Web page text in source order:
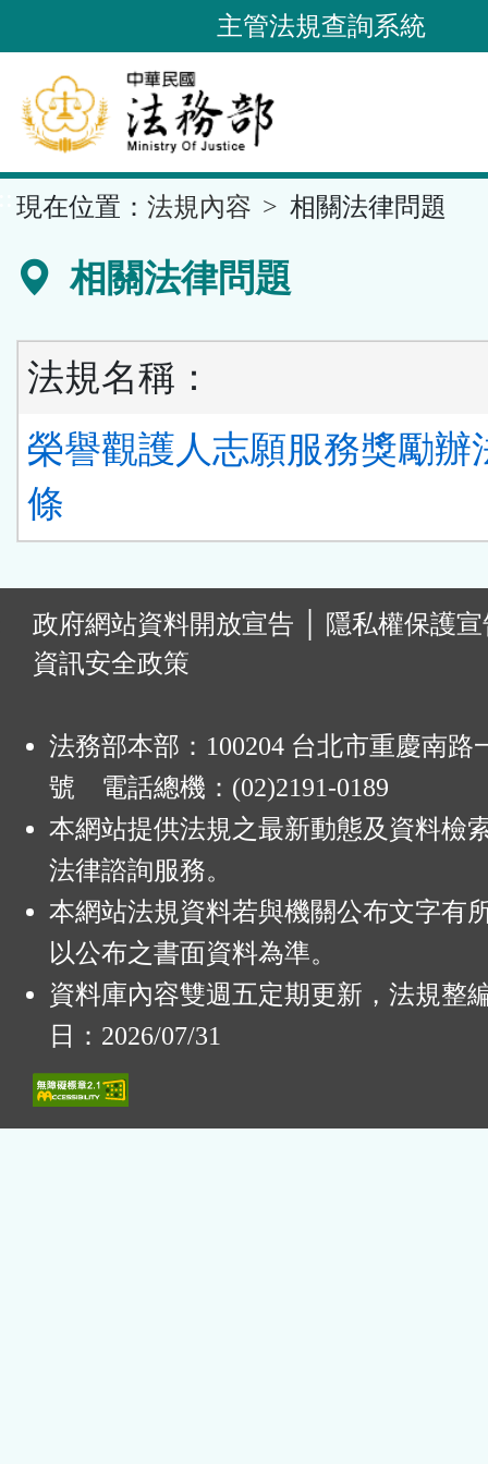
到
要
內
容
區
主管法規查詢系統
現在位置： 法規內容 相關法律問題
相關法律問題
法規名稱：
榮譽觀護人志願服務獎勵辦
條
政府網站資料開放宣告
隱私權保護
資訊安全政策
法務部本部：100204 台北市重慶南路
號 電話總機：(02)2191-0189
本網站提供法規之最新動態及資料檢
法律諮詢服務。
本網站法規資料若與機關公布文字有
以公布之書面資料為準。
資料庫內容雙週五定期更新，法規整
日：2026/07/31